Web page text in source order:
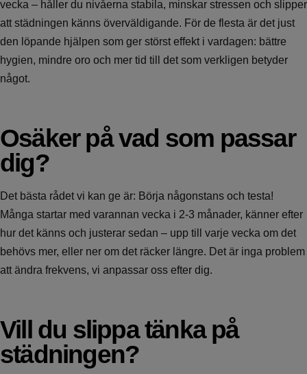
vecka – håller du nivåerna stabila, minskar stressen och slipper
att städningen känns överväldigande. För de flesta är det just
den löpande hjälpen som ger störst effekt i vardagen: bättre
hygien, mindre oro och mer tid till det som verkligen betyder
något.
Osäker på vad som passar
dig?
Det bästa rådet vi kan ge är: Börja någonstans och testa!
Många startar med varannan vecka i 2-3 månader, känner efter
hur det känns och justerar sedan – upp till varje vecka om det
behövs mer, eller ner om det räcker längre. Det är inga problem
att ändra frekvens, vi anpassar oss efter dig.
Vill du slippa tänka på
städningen?